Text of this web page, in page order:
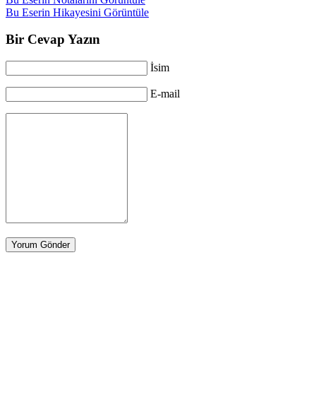
Bu Eserin Hikayesini Görüntüle
Bir Cevap Yazın
İsim
E-mail